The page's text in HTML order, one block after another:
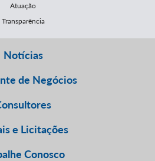
Atuação
Transparência
Notícias
de Negócios
e Licitações
Conosco